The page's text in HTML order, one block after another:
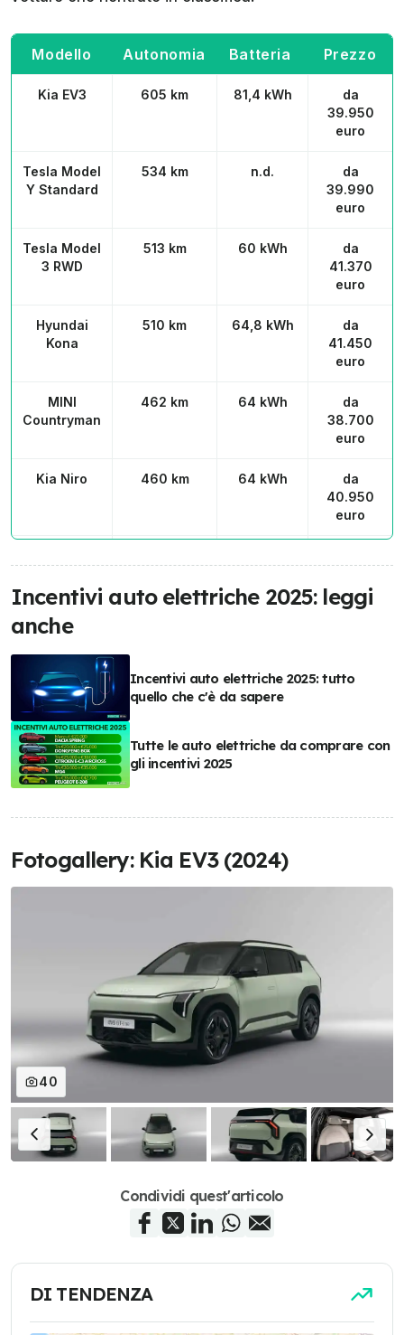
Modello Autonomia Batteria Prezzo
Kia EV3 605 km 81,4 kWh
da
39.950
euro
Tesla Model
Y Standard
534 km n.d.
da
39.990
euro
Tesla Model
3 RWD
513 km 60 kWh
da
41.370
euro
Hyundai
Kona
510 km 64,8 kWh
da
41.450
euro
MINI
Countryman
462 km 64 kWh
da
38.700
euro
Kia Niro 460 km 64 kWh
da
40.950
euro
euro
MG ZS
Xpeng G6 66 kWh
euro
Skoda
euro
Volkswagen
433 km 60 kWh
Incentivi auto elettriche 2025: leggi
anche
Incentivi auto elettriche 2025: tutto
quello che c'è da sapere
Tutte le auto elettriche da comprare con
gli incentivi 2025
Fotogallery: Kia EV3 (2024)
40
Condividi quest'articolo
DI TENDENZA